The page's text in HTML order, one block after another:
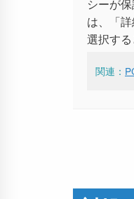
シーが
は、「
選択す
関連：